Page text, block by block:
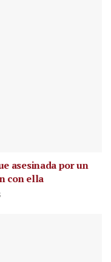
asesinada por un
con ella